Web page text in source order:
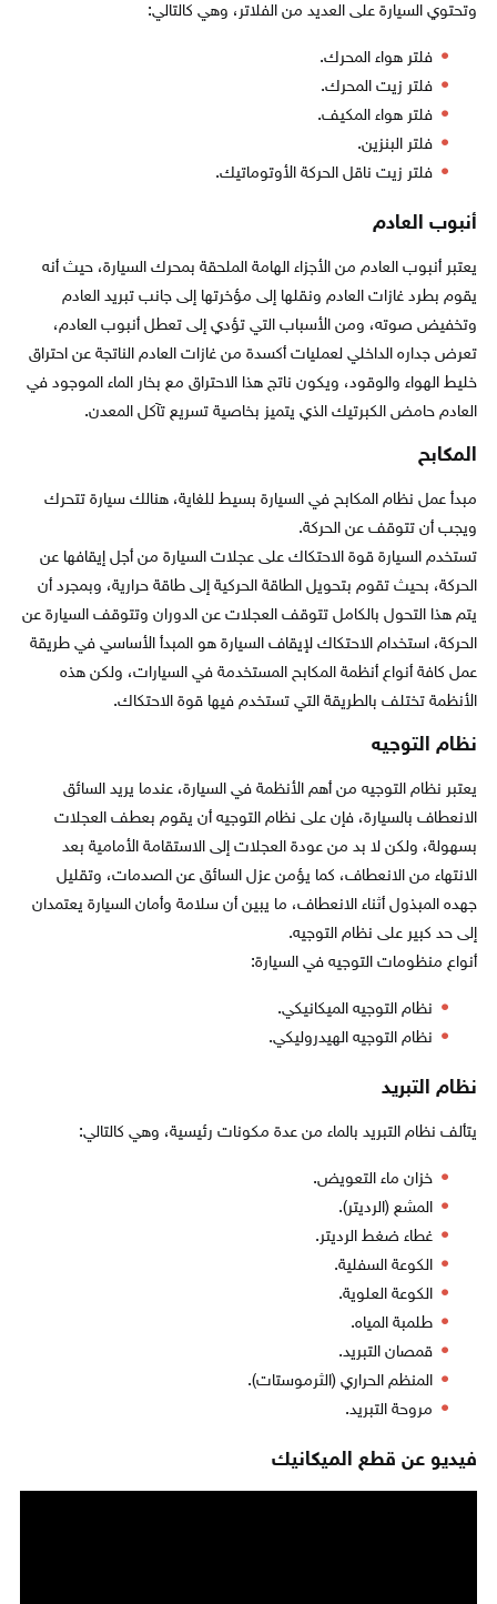
وتحتوي السيارة على العديد من الفلاتر، وهي كالتالي:
فلتر هواء المحرك.
فلتر زيت المحرك.
فلتر هواء المكيف.
فلتر البنزين.
فلتر زيت ناقل الحركة الأوتوماتيك.
أنبوب العادم
يعتبر أنبوب العادم من الأجزاء الهامة الملحقة بمحرك السيارة، حيث أنه
يقوم بطرد غازات العادم ونقلها إلى مؤخرتها إلى جانب تبريد العادم
وتخفيض صوته، ومن الأسباب التي تؤدي إلى تعطل أنبوب العادم،
تعرض جداره الداخلي لعمليات أكسدة من غازات العادم الناتجة عن احتراق
خليط الهواء والوقود، ويكون ناتج هذا الاحتراق مع بخار الماء الموجود في
العادم حامض الكبرتيك الذي يتميز بخاصية تسريع تآكل المعدن.
المكابح
مبدأ عمل نظام المكابح في السيارة بسيط للغاية، هنالك سيارة تتحرك
ويجب أن تتوقف عن الحركة.
تستخدم السيارة قوة الاحتكاك على عجلات السيارة من أجل إيقافها عن
الحركة، بحيث تقوم بتحويل الطاقة الحركية إلى طاقة حرارية، وبمجرد أن
يتم هذا التحول بالكامل تتوقف العجلات عن الدوران وتتوقف السيارة عن
الحركة، استخدام الاحتكاك لإيقاف السيارة هو المبدأ الأساسي في طريقة
عمل كافة أنواع أنظمة المكابح المستخدمة في السيارات، ولكن هذه
الأنظمة تختلف بالطريقة التي تستخدم فيها قوة الاحتكاك.
نظام التوجيه
يعتبر نظام التوجيه من أهم الأنظمة في السيارة، عندما يريد السائق
الانعطاف بالسيارة، فإن على نظام التوجيه أن يقوم بعطف العجلات
بسهولة، ولكن لا بد من عودة العجلات إلى الاستقامة الأمامية بعد
الانتهاء من الانعطاف، كما يؤمن عزل السائق عن الصدمات، وتقليل
جهده المبذول أثناء الانعطاف، ما يبين أن سلامة وأمان السيارة يعتمدان
إلى حد كبير على نظام التوجيه.
أنواع منظومات التوجيه في السيارة:
نظام التوجيه الميكانيكي.
نظام التوجيه الهيدروليكي.
نظام التبريد
يتألف نظام التبريد بالماء من عدة مكونات رئيسية، وهي كالتالي:
خزان ماء التعويض.
المشع (الرديتر).
غطاء ضغط الرديتر.
الكوعة السفلية.
الكوعة العلوية.
طلمبة المياه.
قمصان التبريد.
المنظم الحراري (الثرموستات).
مروحة التبريد.
فيديو عن قطع الميكانيك